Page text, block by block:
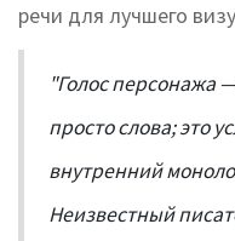
речи для лучшего
"Голос персонажа
просто слова; это
внутренний
Неизвестный